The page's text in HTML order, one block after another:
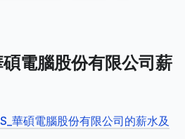
電腦股份有限公司薪
華碩電腦股份有限公司的薪水及